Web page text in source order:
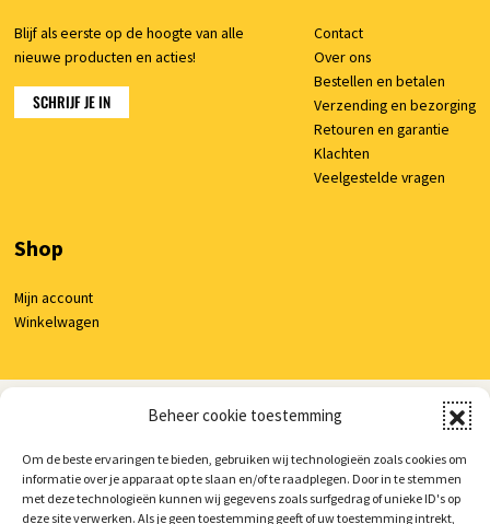
Beheer cookie toestemming
Om de beste ervaringen te bieden, gebruiken wij technologieën zoals cookies om
informatie over je apparaat op te slaan en/of te raadplegen. Door in te stemmen
met deze technologieën kunnen wij gegevens zoals surfgedrag of unieke ID's op
deze site verwerken. Als je geen toestemming geeft of uw toestemming intrekt,
Blijf als eerste op de hoogte van alle
nieuwe producten en acties!
SCHRIJF JE IN
Contact
Over ons
Bestellen en betalen
Verzending en bezorging
Retouren en garantie
Klachten
Veelgestelde vragen
Shop
Mijn account
Winkelwagen
Privacy verklaring / Voorwaarden
Cookie beleid